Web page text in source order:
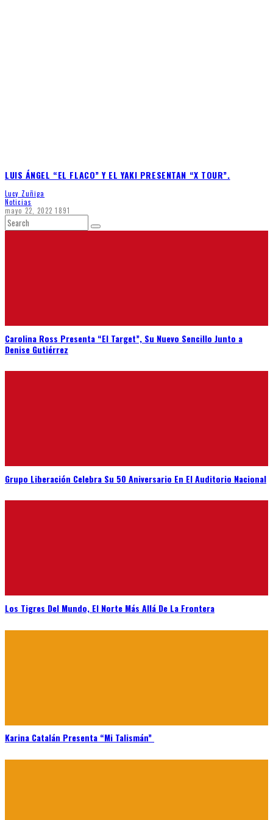
LUIS ÁNGEL “EL FLACO” Y EL YAKI PRESENTAN “X TOUR”.
Lucy Zuñiga
Noticias
mayo 22, 2022 1891
Carolina Ross Presenta “El Target”, Su Nuevo Sencillo Junto a
Denise Gutiérrez
Grupo Liberación Celebra Su 50 Aniversario En El Auditorio Nacional
Los Tigres Del Mundo, El Norte Más Allá De La Frontera
Karina Catalán Presenta “Mi Talismán”